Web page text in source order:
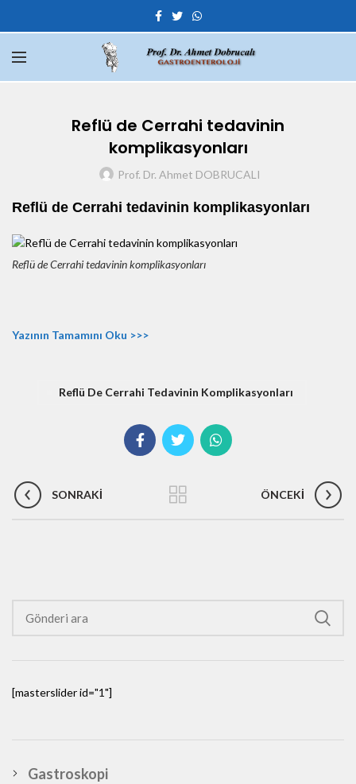
Reflü de Cerrahi tedavinin
komplikasyonları
Prof. Dr. Ahmet DOBRUCALI
Reflü de Cerrahi tedavinin komplikasyonları
Reflü de Cerrahi tedavinin komplikasyonları
Yazının Tamamını Oku >>>
Reflü De Cerrahi Tedavinin Komplikasyonları
SONRAKI ÖNCEKI
[masterslider id="1"]
Gastroskopi